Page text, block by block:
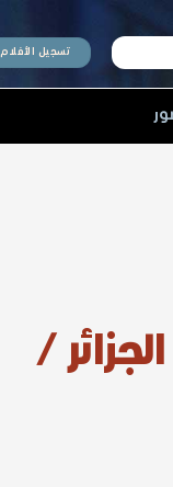
تسجيل الأفلام
/